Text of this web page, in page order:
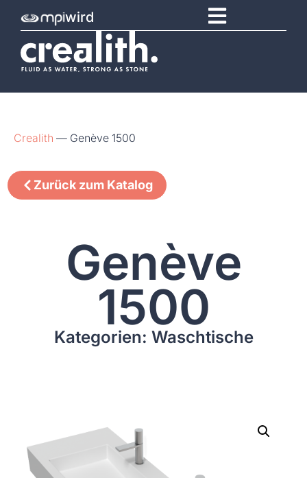
wird
Crealith — Genève 1500
Zurück zum Katalog
Genève
1500
Kategorien: Waschtische